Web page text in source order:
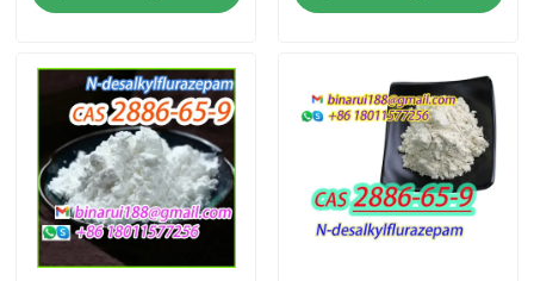
Dagelijkse chemische grondstoffen
Anorganische Chemische producten Grondstof
fijne chemische tussenpersonen